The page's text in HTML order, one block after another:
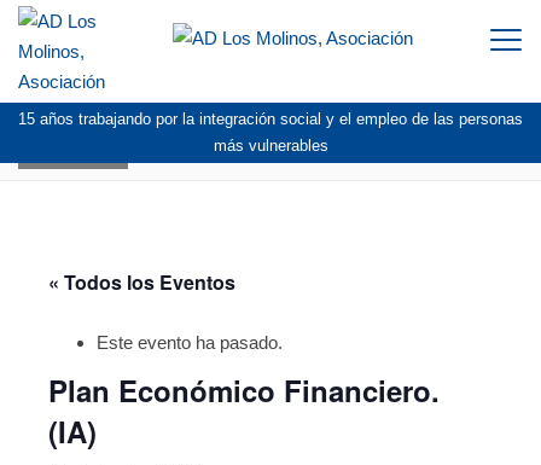
15 años trabajando por la integración social y el empleo de las personas
más vulnerables
« Todos los Eventos
Este evento ha pasado.
Plan Económico Financiero.
(IA)